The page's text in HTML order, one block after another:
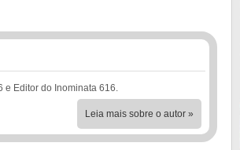
e Editor do Inominata 616.
Leia mais sobre o autor »